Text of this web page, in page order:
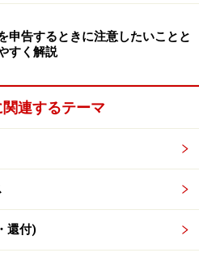
申告するときに注意したいことと
すく解説
連するテーマ
還付)